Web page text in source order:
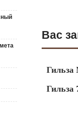
Вас
Гильза
Гильза